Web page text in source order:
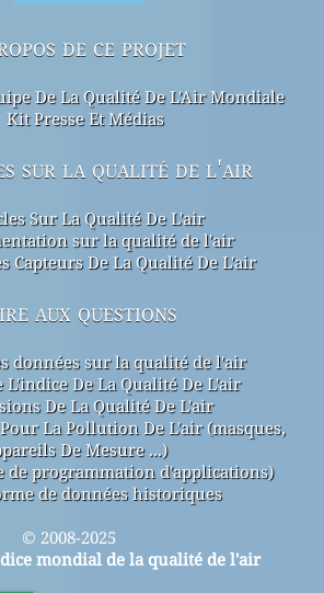
de ce projet
De La Qualité De L'Air Mondiale
Kit Presse Et Médias
sur la qualité de l'air
Sur La Qualité De L'air
sur la qualité de l'air
Capteurs De La Qualité De L'air
aux questions
données sur la qualité de l'air
L'indice De La Qualité De L'air
De La Qualité De L'air
La Pollution De L'air (masques,
De Mesure ...)
de programmation d'applications)
de données historiques
© 2008-2025
mondial de la qualité de l'air